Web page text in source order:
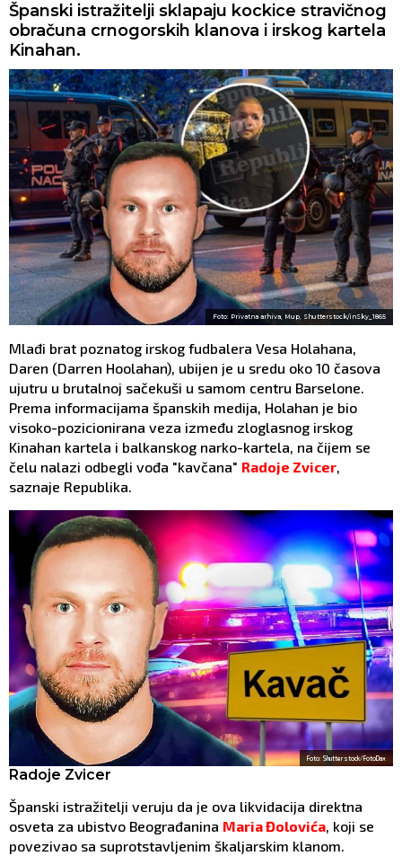
Španski istražitelji sklapaju kockice stravičnog
obračuna crnogorskih klanova i irskog kartela
Kinahan.
Foto: Privatna arhiva, Mup, Shutterstock/inSky_1865
Mlađi brat poznatog irskog fudbalera Vesa Holahana,
Daren (Darren Hoolahan), ubijen je u sredu oko 10 časova
ujutru u brutalnoj sačekuši u samom centru Barselone.
Prema informacijama španskih medija, Holahan je bio
visoko-pozicionirana veza između zloglasnog irskog
Kinahan kartela i balkanskog narko-kartela, na čijem se
čelu nalazi odbegli vođa "kavčana" Radoje Zvicer,
saznaje Republika.
Foto: Shutterstock/FotoDax
Radoje Zvicer
Španski istražitelji veruju da je ova likvidacija direktna
osveta za ubistvo Beograđanina Maria Đolovića, koji se
povezivao sa suprotstavljenim škaljarskim klanom.